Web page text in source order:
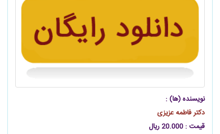
نویسنده (ها) :
دکتر فاطمه عزیزی
قیمت : 20.000 ریال